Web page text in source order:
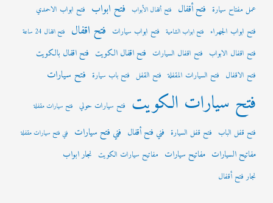
عمل مفتاح سيارة فتح أقفال فتح أقفال الأبواب فتح ابواب فتح ابواب الاحمدي
فتح ابواب الجهراء فتح ابواب الشامية فتح ابواب سيارات فتح اقفال فتح اقفال 24 ساعة
فتح اقفال الابواب فتح اقفال السيارات فتح اقفال الكويت فتح اقفال بالكويت
فتح الاقفال فتح السيارات المقفلة فتح القفل فتح باب سيارة فتح سيارات
فتح سيارات الكويت فتح سيارات حولي فتح سيارات مقفلة
فتح قفل الباب فتح قفل السيارة فني فتح أقفال فني فتح سيارات فني فتح سيارات مقفلة
مفاتيح السيارات مفاتيح سيارات مفاتيح سيارات الكويت نجار ابواب
نجار فتح أقفال